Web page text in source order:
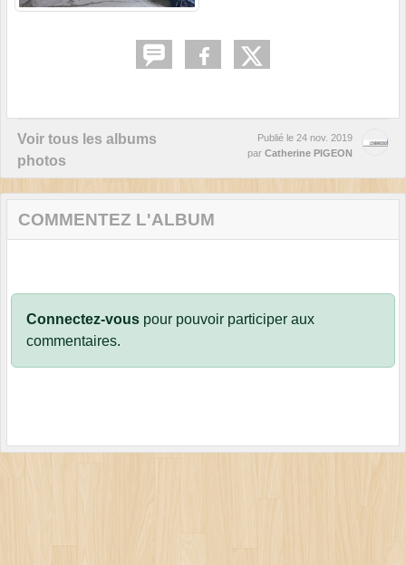
Voir tous les albums
photos
Publié le 24 nov. 2019
par Catherine PIGEON
COMMENTEZ L'ALBUM
Connectez-vous pour pouvoir participer aux
commentaires.